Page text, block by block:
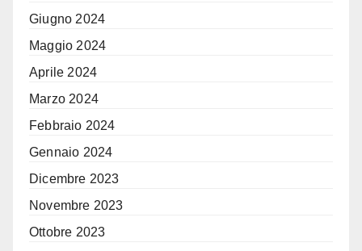
Giugno 2024
Maggio 2024
Aprile 2024
Marzo 2024
Febbraio 2024
Gennaio 2024
Dicembre 2023
Novembre 2023
Ottobre 2023